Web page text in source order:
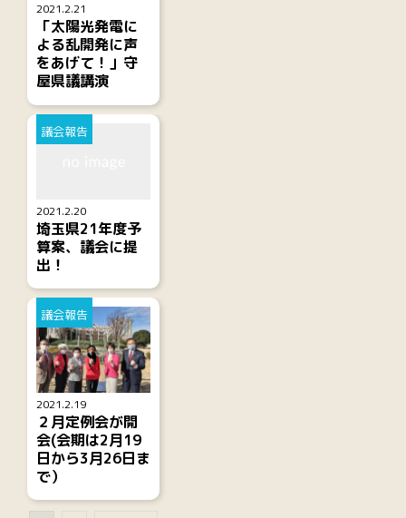
2021.2.21
「太陽光発電に
よる乱開発に声
をあげて！」守
屋県議講演
2021.2.20
議会報告
埼玉県21年度予
算案、議会に提
出！
2021.2.19
議会報告
２月定例会が開
会(会期は2月19
日から3月26日ま
で）